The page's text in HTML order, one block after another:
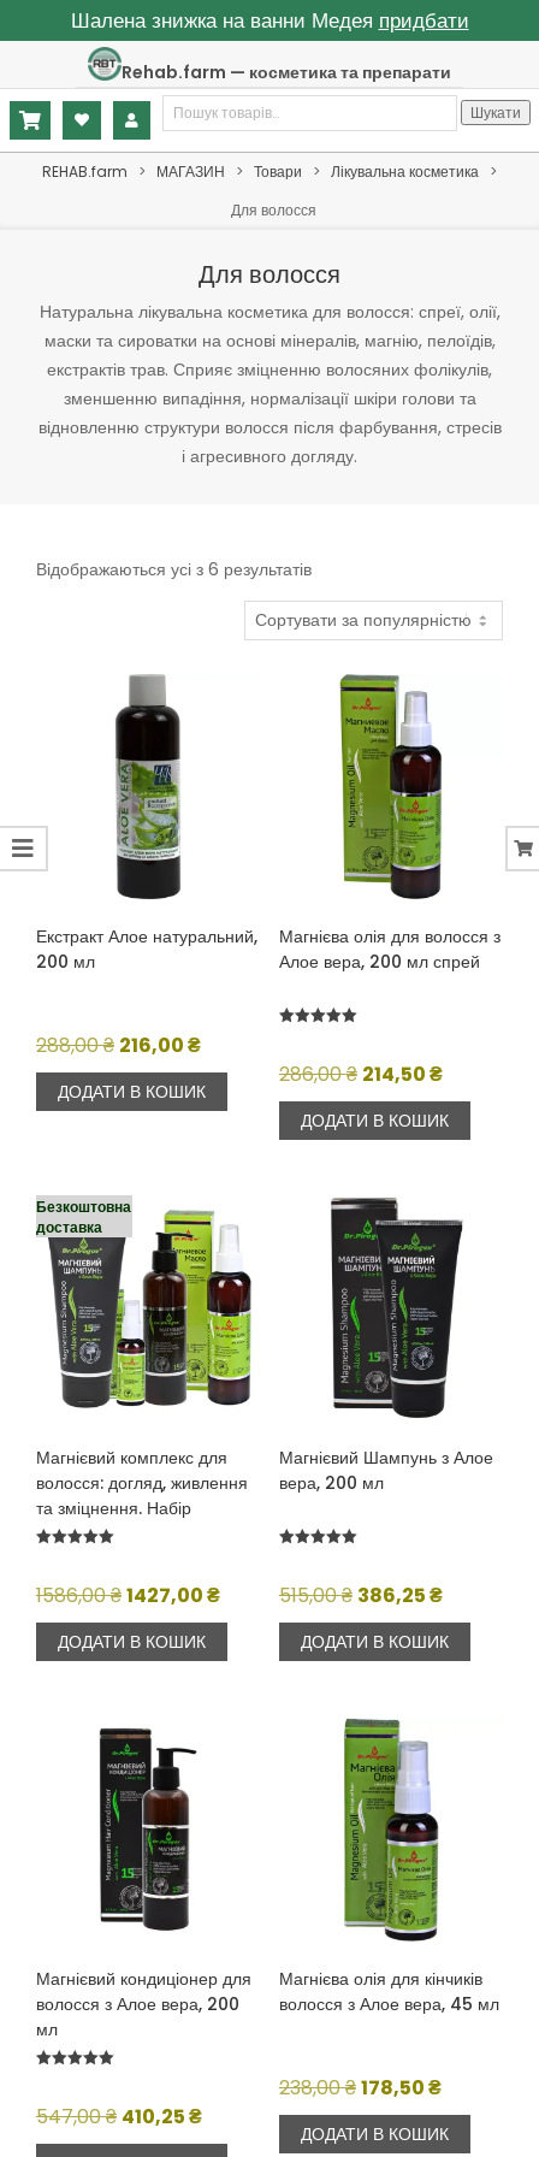
Шалена знижка на ванни Медея придбати
to
content
Rehab.farm — косметика та препарати
Шукати: Шукати
PrimaryREHAB.farm > МАГАЗИН > Товари > Лікувальна косметика >
Для волосся
Для волосся
Натуральна лікувальна косметика для волосся: спреї, олії,
маски та сироватки на основі мінералів, магнію, пелоїдів,
екстрактів трав. Сприяє зміцненню волосяних фолікулів,
зменшенню випадіння, нормалізації шкіри голови та
відновленню структури волосся після фарбування, стресів
і агресивного догляду.
Відображаються усі з 6 результатівВідсортовано
за
популярністю
Екстракт Алое натуральний,
200 мл
288,00₴ Оригінальна
ціна:
288,00 ₴.
216,00₴Поточна
ціна:
216,00 ₴.
ДОДАТИ В КОШИК
Магнієва олія для волосся з
Алое вера, 200 мл спрей
з 5
286,00₴ Оригінальна
ціна:
286,00 ₴.
214,50₴Поточна
ціна:
214,50 ₴.
ДОДАТИ В КОШИК
Безкоштовна
доставка
Магнієвий комплекс для
волосся: догляд, живлення
та зміцнення. Набір
з 5
1586,00₴Оригінальна
ціна:
1586,00 ₴.
1427,00₴Поточна
ціна:
1427,00 ₴.
ДОДАТИ В КОШИК
Магнієвий Шампунь з Алое
вера, 200 мл
з 5
515,00₴ Оригінальна
ціна:
515,00 ₴.
386,25₴Поточна
ціна:
386,25 ₴.
ДОДАТИ В КОШИК
Магнієвий кондиціонер для
волосся з Алое вера, 200
мл
з 5
547,00₴ Оригінальна
ціна:
410,25₴Поточна
ціна:
Магнієва олія для кінчиків
волосся з Алое вера, 45 мл
238,00₴Оригінальна
ціна:
238,00 ₴.
178,50₴Поточна
ціна:
178,50 ₴.
ДОДАТИ В КОШИК